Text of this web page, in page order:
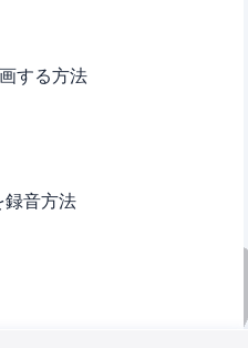
する方法
音方法